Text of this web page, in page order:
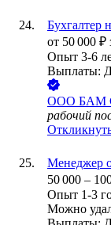
Бухгалтер
от 50 000 ₽
Опыт 3-6
Выплаты:
ООО БАМ
рабочий
Менеджер
50 000 –
Опыт 1-3
Можно